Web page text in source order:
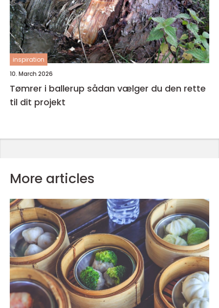
inspiration
10. March 2026
Tømrer i ballerup sådan vælger du den rette
til dit projekt
More articles